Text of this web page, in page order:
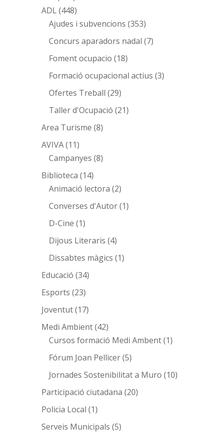
ADL(448)
Ajudes i subvencions (353)
Concurs aparadors nadal (7)
Foment ocupacio (18)
Formació ocupacional actius (3)
Ofertes Treball (29)
Taller d'Ocupació (21)
Area Turisme (8)
AVIVA(11)
Campanyes (8)
Biblioteca (14)
Animació lectora (2)
Converses d'Autor(1)
D-Cine (1)
Dijous Literaris (4)
Dissabtes màgics (1)
Educació (34)
Esports (23)
Joventut(17)
Medi Ambient(42)
Cursos formació Medi Ambent(1)
Fórum Joan Pellicer(5)
Jornades Sostenibilitat a Muro (10)
Participació ciutadana (20)
Policia Local (1)
Serveis Municipals (5)